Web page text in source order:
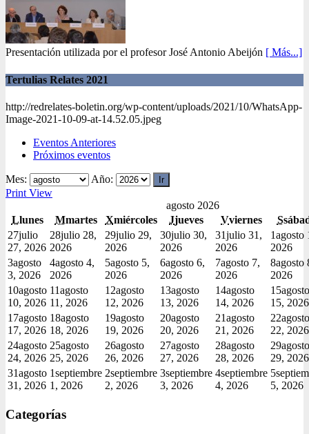
Presentación utilizada por el profesor José Antonio Abeijón [ Más...]
Tertulias Relates 2021
http://redrelates-boletin.org/wp-content/uploads/2021/10/WhatsApp-
Image-2021-10-09-at-14.52.05.jpeg
Eventos Anteriores
Próximos eventos
Mes:
Año:
Print View
agosto 2026
Llunes Mmartes Xmiércoles Jjueves Vviernes S
27julio
27, 2026
28julio 28,
2026
29julio 29,
2026
30julio 30,
2026
31julio 31,
2026
1agosto
2026
3agosto
3, 2026
4agosto 4,
2026
5agosto 5,
2026
6agosto 6,
2026
7agosto 7,
2026
8agosto
2026
10agosto
10, 2026
11agosto
11, 2026
12agosto
12, 2026
13agosto
13, 2026
14agosto
14, 2026
15agosto
15, 2026
17agosto
17, 2026
18agosto
18, 2026
19agosto
19, 2026
20agosto
20, 2026
21agosto
21, 2026
22agosto
22, 2026
24agosto
24, 2026
25agosto
25, 2026
26agosto
26, 2026
27agosto
27, 2026
28agosto
28, 2026
29agosto
29, 2026
31agosto
31, 2026
1septiembre
1, 2026
2septiembre
2, 2026
3septiembre
3, 2026
4septiembre
4, 2026
5
5, 2026
Categorías